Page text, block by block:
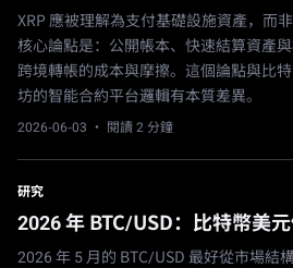
XRP 應被理解為支付基礎設施資產，而
核心論點是：公開帳本、快速結算資產
跨境轉帳的成本與摩擦。這個論點與比
坊的智能合約平台邏輯有本質差異。
2026-06-03 · 閱讀 2 分鐘
研究
2026 年 BTC/USD：比特幣美
2026 年 5 月的 BTC/USD 最好從市場結